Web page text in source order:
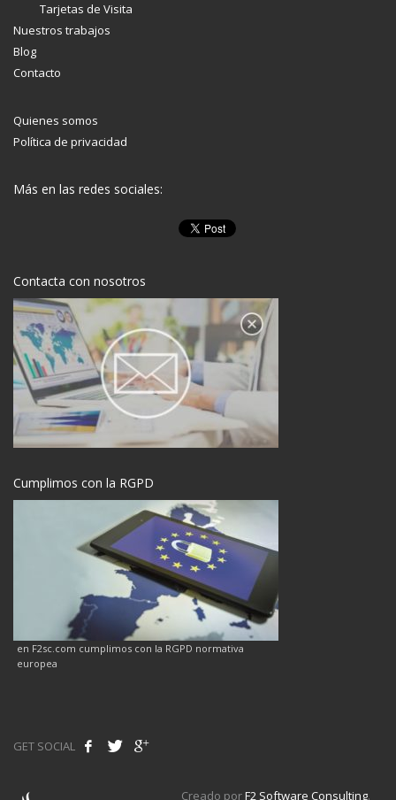
Tarjetas de Visita
Nuestros trabajos
Blog
Contacto
Quienes somos
Política de privacidad
Más en las redes sociales:
Contacta con nosotros
Cumplimos con la RGPD
en F2sc.com cumplimos con la RGPD normativa
europea
GET SOCIAL
Creado porF2 Software Consulting.